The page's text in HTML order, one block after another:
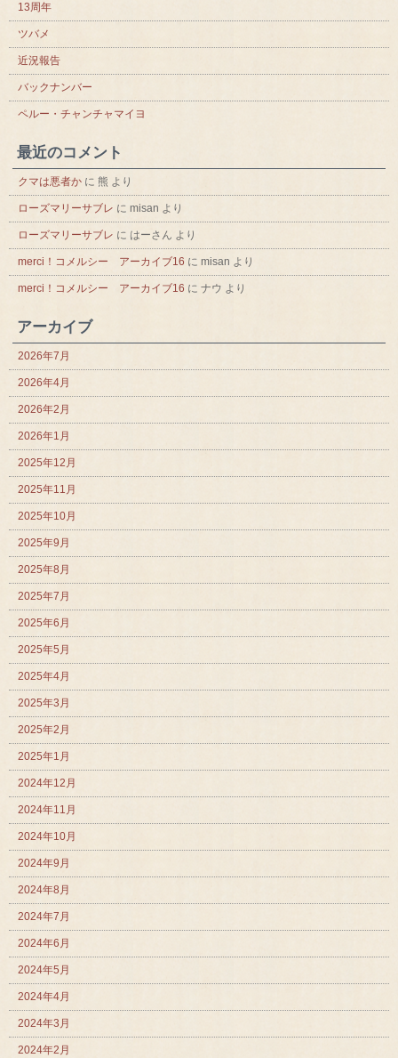
13周年
ツバメ
近況報告
バックナンバー
ペルー・チャンチャマイヨ
最近のコメント
クマは悪者か に 熊 より
ローズマリーサブレ に misan より
ローズマリーサブレ に はーさん より
merci！コメルシー アーカイブ16 に misan より
merci！コメルシー アーカイブ16 に ナウ より
アーカイブ
2026年7月
2026年4月
2026年2月
2026年1月
2025年12月
2025年11月
2025年10月
2025年9月
2025年8月
2025年7月
2025年6月
2025年5月
2025年4月
2025年3月
2025年2月
2025年1月
2024年12月
2024年11月
2024年10月
2024年9月
2024年8月
2024年7月
2024年6月
2024年5月
2024年4月
2024年3月
2024年2月